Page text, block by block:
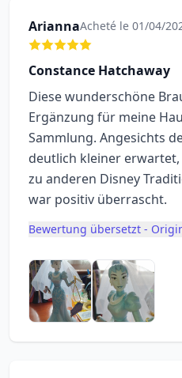
AriannaAcheté le 01/04/
Constance Hatchaway
Diese wunderschöne
Ergänzung für meine
Sammlung. Angesichts
deutlich kleiner
zu anderen Disney
war positiv überrascht.
Bewertung übersetzt -